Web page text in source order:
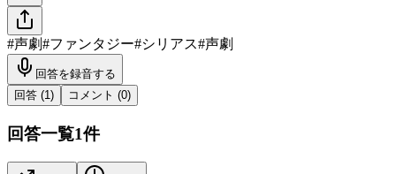
#声劇#ファンタジー#シリアス#声劇
回答を録音する
回答 (1 ) コメント (0)
回答一覧1件